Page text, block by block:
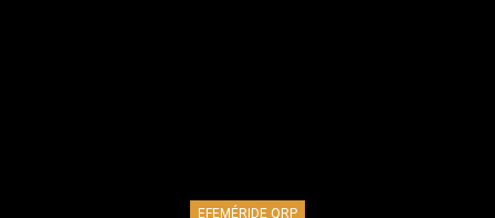
EFEMÉRIDE QRP